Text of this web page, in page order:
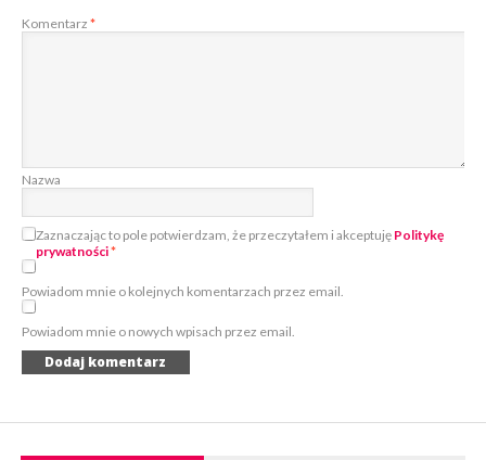
Komentarz *
Nazwa
Zaznaczając to pole potwierdzam, że przeczytałem i akceptuję Politykę
prywatności*
Powiadom mnie o kolejnych komentarzach przez email.
Powiadom mnie o nowych wpisach przez email.